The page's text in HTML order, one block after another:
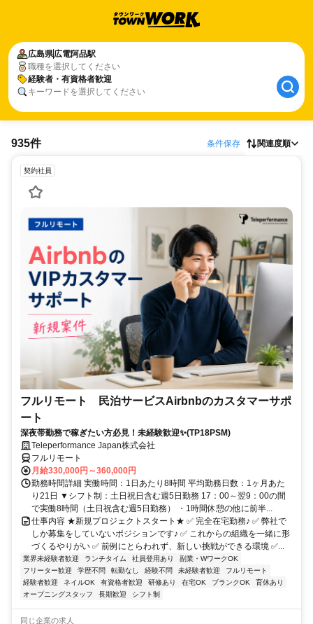
広島県広電阿品駅
職種を選択してください
経験者・有資格者歓迎
キーワードを選択してください
935件 条件保存 関連度順
契約社員
フルリモート 民泊サービスAirbnbのカスタマーサポ
ート
深夜帯勤務で稼ぎたい方必見！未経験歓迎✨(TP18PSM)
Teleperformance Japan株式会社
フルリモート
月給330,000円～360,000円
勤務時間詳細 実働時間：1日あたり8時間 平均勤務日数：1ヶ月あた
り21日 ▼シフト制：土日祝日含む週5日勤務 17：00～翌9：00の間
で実働8時間（土日祝含む週5日勤務） ・1時間休憩の他に前半...
仕事内容 ★新規プロジェクトスタート★ ✅ 完全在宅勤務♪ ✅ 弊社で
しか募集をしていないポジションです♪ ✅ これからの組織を一緒に形
づくるやりがい ✅ 前例にとらわれず、新しい挑戦ができる環境 ✅...
業界未経験者歓迎 ランチタイム 社員登用あり
副業・WワークOK
フリーター歓迎
学歴不問 転勤なし 経験不問 未経験者歓迎
フルリモート
経験者歓迎
ネイルOK 有資格者歓迎 研修あり 在宅OK ブランクOK
育休あり
オープニングスタッフ
長期歓迎 シフト制
同じ企業の求人